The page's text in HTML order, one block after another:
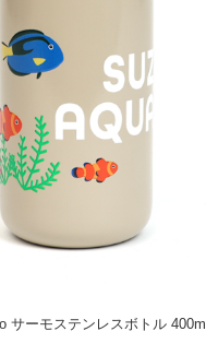
サーモステンレスボトル 400ml